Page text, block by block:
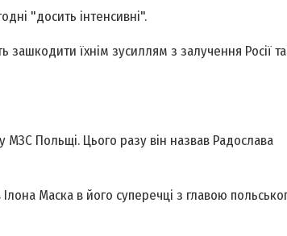
"досить інтенсивні".
їхнім зусиллям з залучення Росії та
Польщі. Цього разу він назвав Радослава
Маска в його суперечці з главою